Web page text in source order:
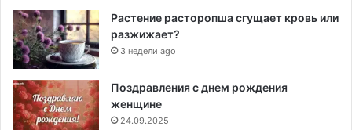
Растение расторопша сгущает кровь или
разжижает?
3 недели ago
Поздравления с днем рождения
женщине
24.09.2025